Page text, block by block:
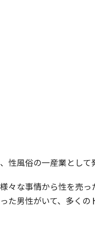
性風俗の一産業として
々な事情から性を売
た男性がいて、多く